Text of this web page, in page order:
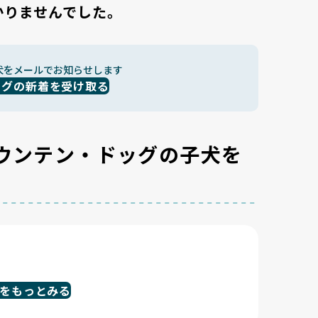
ませんでした。
メールでお知らせします
の新着を受け取る
ンテン・ドッグの子犬を
もっとみる